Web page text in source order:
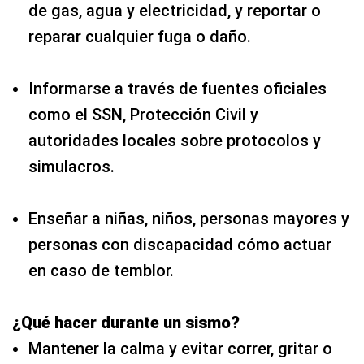
de gas, agua y electricidad, y reportar o
reparar cualquier fuga o daño.
Informarse a través de fuentes oficiales
como el SSN, Protección Civil y
autoridades locales sobre protocolos y
simulacros.
Enseñar a niñas, niños, personas mayores y
personas con discapacidad cómo actuar
en caso de temblor.
¿Qué hacer durante un sismo?
Mantener la calma y evitar correr, gritar o